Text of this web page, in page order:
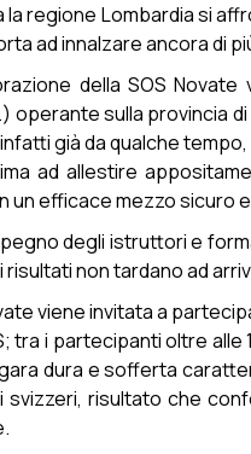
la regione Lombardia si
ad innalzare ancora di
della SOS
operante sulla provincia
già da qualche
ad allestire
in un efficace mezzo
degli istruttori e
non tardano ad
viene invitata a
tra i partecipanti oltre
dura e sofferta
svizzeri, risultato che